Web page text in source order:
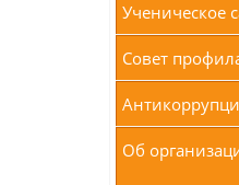
Ученическое
Совет
Об